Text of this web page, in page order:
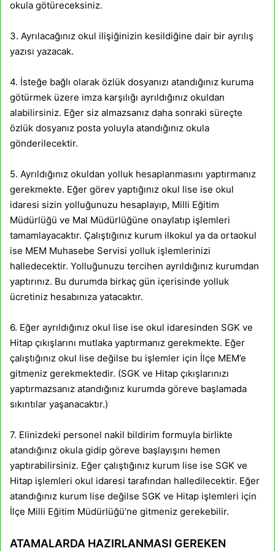
okula götüreceksiniz.
3. Ayrılacağınız okul ilişiğinizin kesildiğine dair bir ayrılış
yazısı yazacak.
4. İsteğe bağlı olarak özlük dosyanızı atandığınız kuruma
götürmek üzere imza karşılığı ayrıldığınız okuldan
alabilirsiniz. Eğer siz almazsanız daha sonraki süreçte
özlük dosyanız posta yoluyla atandığınız okula
gönderilecektir.
5. Ayrıldığınız okuldan yolluk hesaplanmasını yaptırmanız
gerekmekte. Eğer görev yaptığınız okul lise ise okul
idaresi sizin yolluğunuzu hesaplayıp, Milli Eğitim
Müdürlüğü ve Mal Müdürlüğüne onaylatıp işlemleri
tamamlayacaktır. Çalıştığınız kurum ilkokul ya da ortaokul
ise MEM Muhasebe Servisi yolluk işlemlerinizi
halledecektir. Yolluğunuzu tercihen ayrıldığınız kurumdan
yaptırınız. Bu durumda birkaç gün içerisinde yolluk
ücretiniz hesabınıza yatacaktır.
6. Eğer ayrıldığınız okul lise ise okul idaresinden SGK ve
Hitap çıkışlarını mutlaka yaptırmanız gerekmekte. Eğer
çalıştığınız okul lise değilse bu işlemler için İlçe MEM’e
gitmeniz gerekmektedir. (SGK ve Hitap çıkışlarınızı
yaptırmazsanız atandığınız kurumda göreve başlamada
sıkıntılar yaşanacaktır.)
7. Elinizdeki personel nakil bildirim formuyla birlikte
atandığınız okula gidip göreve başlayışını hemen
yaptırabilirsiniz. Eğer çalıştığınız kurum lise ise SGK ve
Hitap işlemleri okul idaresi tarafından halledilecektir. Eğer
atandığınız kurum lise değilse SGK ve Hitap işlemleri için
İlçe Milli Eğitim Müdürlüğü’ne gitmeniz gerekebilir.
ATAMALARDA HAZIRLANMASI GEREKEN